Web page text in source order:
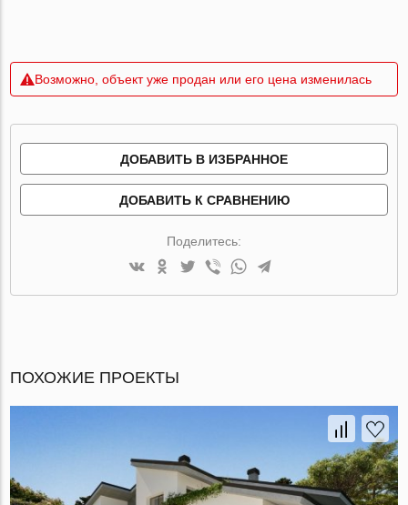
Возможно, объект уже продан или его цена изменилась
ДОБАВИТЬ В ИЗБРАННОЕ
ДОБАВИТЬ К СРАВНЕНИЮ
Поделитесь:
ПОХОЖИЕ ПРОЕКТЫ